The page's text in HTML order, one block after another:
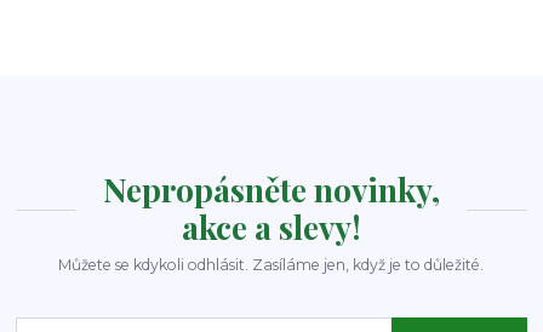
Nepropásněte novinky,
akce a slevy!
Můžete se kdykoli odhlásit. Zasíláme jen, když je to důležité.